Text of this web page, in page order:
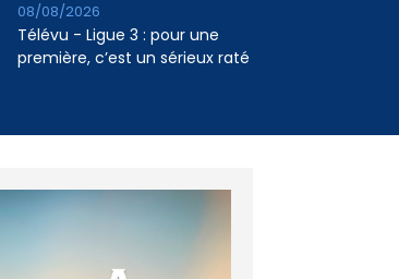
Télévu - Ligue 3 : pour une
première, c’est un sérieux raté
08/08/2026